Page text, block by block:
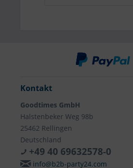
Kontakt
Goodtimes GmbH
Halstenbeker Weg 98b
25462 Rellingen
Deutschland
+49 40 69632578-0
info@b2b-party24.com